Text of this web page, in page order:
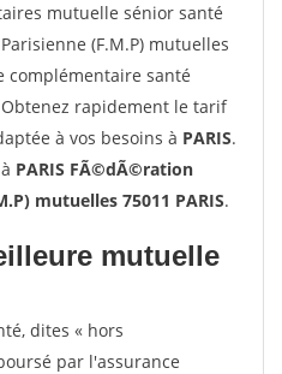
mutuelle sénior santé
(F.M.P) mutuelles
complémentaire santé
Obtenez rapidement le tarif
à vos besoins à PARIS.
PARIS FÃ©dÃ©ration
mutuelles 75011 PARIS.
mutuelle
dites « hors
par l'assurance